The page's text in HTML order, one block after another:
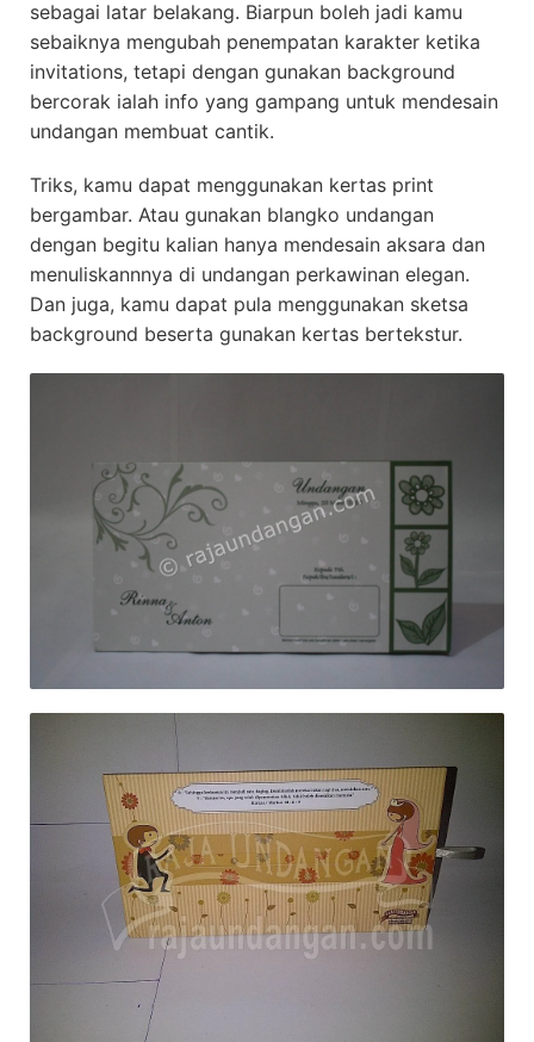
sebagai latar belakang. Biarpun boleh jadi kamu
sebaiknya mengubah penempatan karakter ketika
invitations, tetapi dengan gunakan background
bercorak ialah info yang gampang untuk mendesain
undangan membuat cantik.
Triks, kamu dapat menggunakan kertas print
bergambar. Atau gunakan blangko undangan
dengan begitu kalian hanya mendesain aksara dan
menuliskannnya di undangan perkawinan elegan.
Dan juga, kamu dapat pula menggunakan sketsa
background beserta gunakan kertas bertekstur.